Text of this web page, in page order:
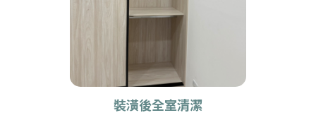
裝潢後全室清潔